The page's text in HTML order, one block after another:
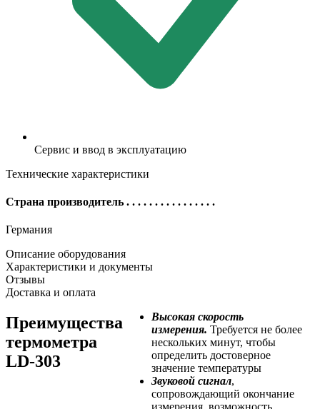
Сервис и ввод в эксплуатацию
Технические характеристики
Страна производитель . . . . . . . . . . . . . . . .
Германия
Описание оборудования
Характеристики и документы
Отзывы
Доставка и оплата
Преимущества
термометра
LD-303
Высокая скорость
измерения. Требуется не более
нескольких минут, чтобы
определить достоверное
значение температуры
Звуковой сигнал,
сопровождающий окончание